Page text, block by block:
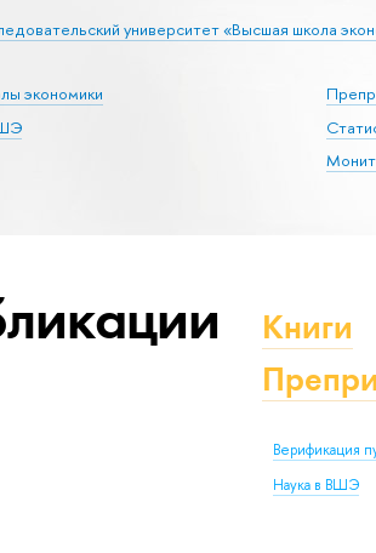
университет «Высшая школа
экономики
Книги
Верификация
Наука в ВШЭ